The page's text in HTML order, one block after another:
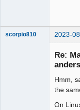
scorpio810 2023-
Re:
Hmm,
the
On